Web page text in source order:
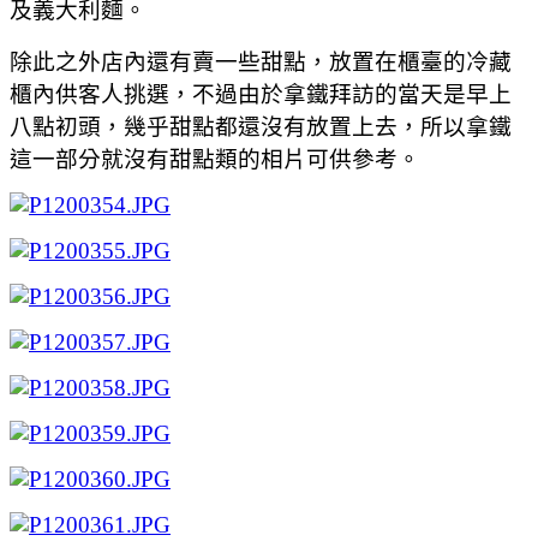
及義大利麵。
除此之外店內還有賣一些甜點，放置在櫃臺的冷藏
櫃內供客人挑選，不過由於拿鐵拜訪的當天是早上
八點初頭，幾乎甜點都還沒有放置上去，所以拿鐵
這一部分就沒有甜點類的相片可供參考。